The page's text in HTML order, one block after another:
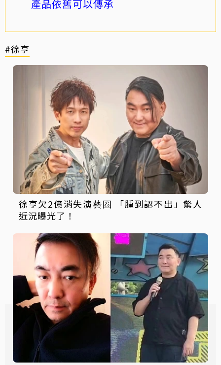
產品依舊可以傳承
#徐亨
徐亨欠2億消失演藝圈 「腫到認不出」驚人
近況曝光了！